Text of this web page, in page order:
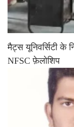
मैट्स यूनिवर्सिटी के
NFSC फ़ेलोशिप